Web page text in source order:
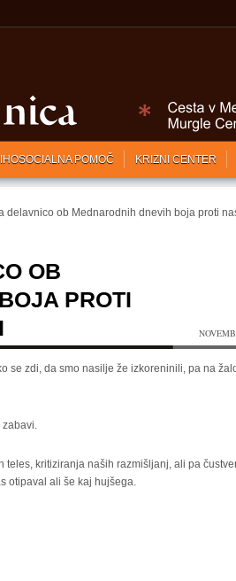
POMOČ KRIZNI CENTER
delavnico ob Mednarodnih dnevih boja proti
OB
PROTI
se zdi, da smo nasilje že izkoreninili, pa na
zabavi.
kritiziranja naših razmišljanj, ali pa
otipaval ali še kaj hujšega.